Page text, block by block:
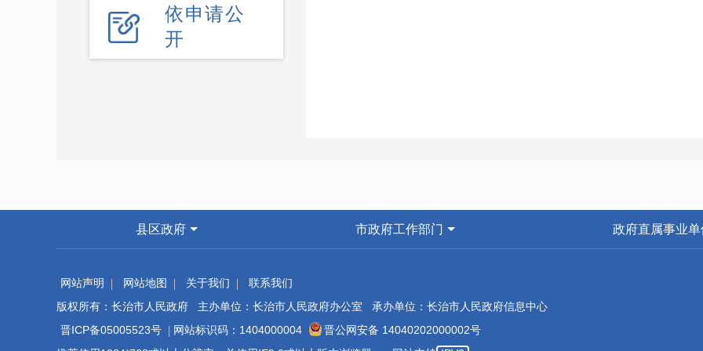
依申请公
开
县区政府 市政府工作部门 政府直属事业单
网站声明 网站地图 关于我们
联系我们
版权所有：长治市人民政府 主办单位：长治市人民政府办公室 承办单位：长治市人民政府信息中心
晋ICP备05005523号
网站标识码：1404000004
晋公网安备 14040202000002号